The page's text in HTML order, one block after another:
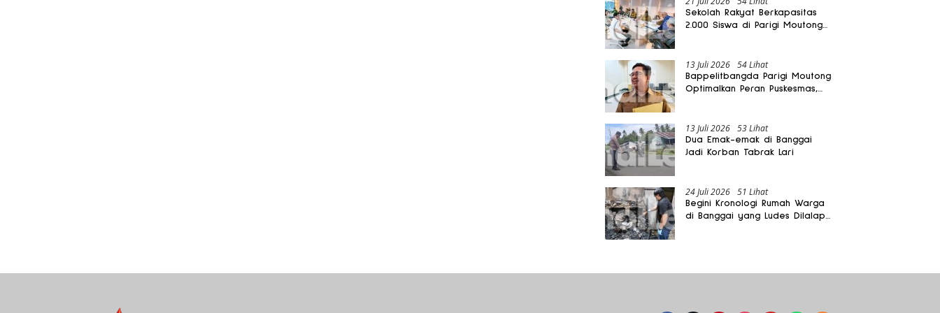
Sekolah Rakyat Berkapasitas
2.000 Siswa di Parigi Moutong
13 Juli 2026 54 Lihat
Bappelitbangda Parigi Moutong
Optimalkan Peran Puskesmas,
13 Juli 2026 53 Lihat
Dua Emak-emak di Banggai
Jadi Korban Tabrak Lari
24 Juli 2026 51 Lihat
Begini Kronologi Rumah Warga
di Banggai yang Ludes Dilalap